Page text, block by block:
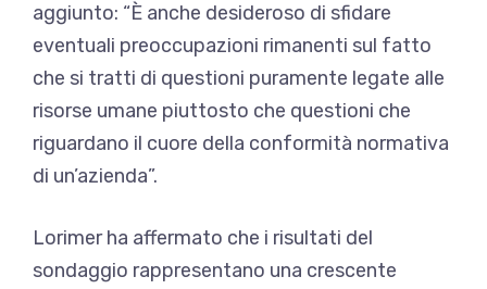
aggiunto: “È anche desideroso di sfidare
eventuali preoccupazioni rimanenti sul fatto
che si tratti di questioni puramente legate alle
risorse umane piuttosto che questioni che
riguardano il cuore della conformità normativa
di un’azienda”.
Lorimer ha affermato che i risultati del
sondaggio rappresentano una crescente